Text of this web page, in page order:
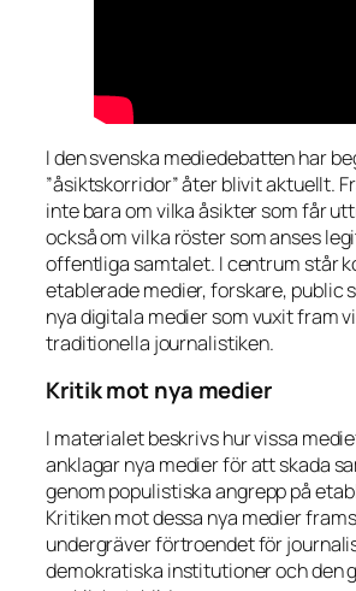
I den svenska mediedebatten har
”åsiktskorridor” åter blivit aktuellt.
inte bara om vilka åsikter som får
också om vilka röster som anses
offentliga samtalet. I centrum står
etablerade medier, forskare, public
nya digitala medier som vuxit fram
traditionella journalistiken.
Kritik mot nya medier
I materialet beskrivs hur vissa
anklagar nya medier för att skada
genom populistiska angrepp på
Kritiken mot dessa nya medier
undergräver förtroendet för
demokratiska institutioner och den